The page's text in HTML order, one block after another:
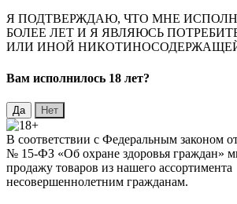
Я ПОДТВЕРЖДАЮ, ЧТО МНЕ
БОЛЕЕ ЛЕТ И Я ЯВЛЯЮСЬ
ИЛИ ИНОЙ
Вaм исполнилось 18 лет?
В соответствии с Федеральным законом
№ 15-ФЗ «Об охране здоровья граждан»
продажу товаров из нашего ассортимента
несовершеннолетним гражданам.